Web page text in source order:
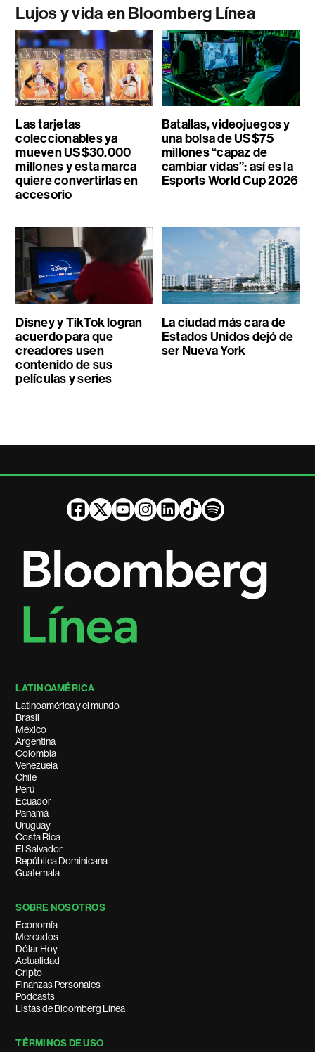
Lujos y vida en Bloomberg Línea
Las tarjetas
coleccionables ya
mueven US$30.000
millones y esta marca
quiere convertirlas en
accesorio
Batallas, videojuegos y
una bolsa de US$75
millones “capaz de
cambiar vidas”: así es la
Esports World Cup 2026
Disney y TikTok logran
acuerdo para que
creadores usen
contenido de sus
películas y series
La ciudad más cara de
Estados Unidos dejó de
ser Nueva York
LATINOAMÉRICA
Latinoamérica y el mundo
Brasil
México
Argentina
Colombia
Venezuela
Chile
Perú
Ecuador
Panamá
Uruguay
Costa Rica
El Salvador
República Dominicana
Guatemala
SOBRE NOSOTROS
Economía
Mercados
Dólar Hoy
Actualidad
Cripto
Finanzas Personales
Podcasts
Listas de Bloomberg Línea
TÉRMINOS DE USO